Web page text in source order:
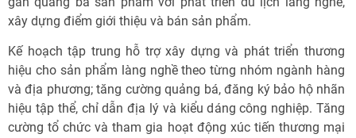
xây dựng điểm giới thiệu và bán sản phẩm.
Kế hoạch tập trung hỗ trợ xây dựng và phát triển thương
hiệu cho sản phẩm làng nghề theo từng nhóm ngành hàng
và địa phương; tăng cường quảng bá, đăng ký bảo hộ nhãn
hiệu tập thể, chỉ dẫn địa lý và kiểu dáng công nghiệp. Tăng
cường tổ chức và tham gia hoạt động xúc tiến thương mại